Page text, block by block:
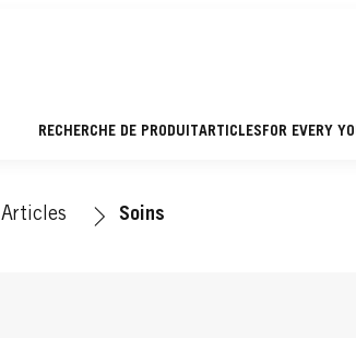
RECHERCHE DE PRODUIT ARTICLESFOR EVERY
Articles Soins